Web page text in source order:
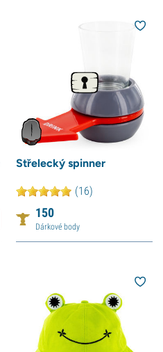
Střelecký spinner
(16)
150
Dárkové body